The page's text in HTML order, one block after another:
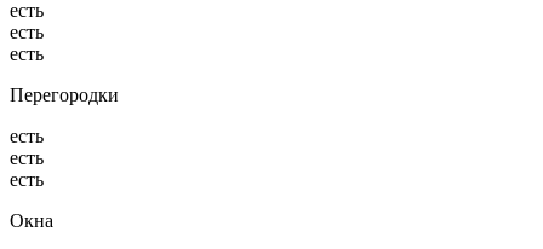
есть
есть
есть
Перегородки
есть
есть
есть
Окна